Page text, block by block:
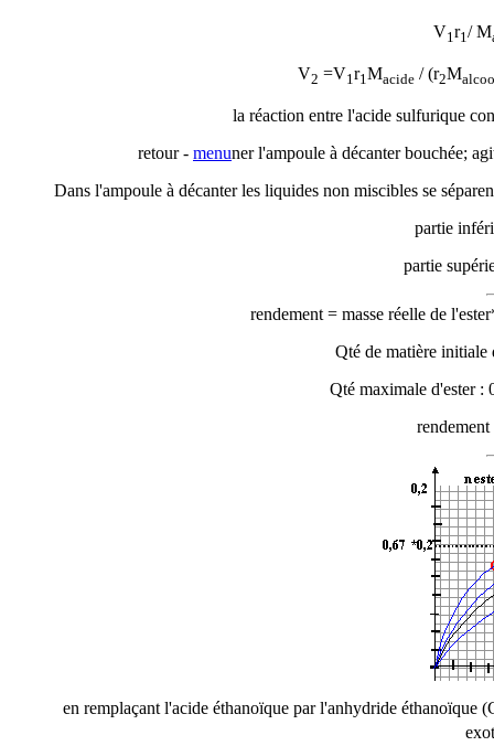
V1 r1 / M
V2 =V1r1Macide / (r2M
la réaction entre l'acide sulfurique
retour - menuner l'ampoule à décanter bouchée;
Dans l'ampoule à décanter les liquides non miscibles se
partie
partie
rendement = masse réelle de
Qté de matière
Qté maximale d'ester
en remplaçant l'acide éthanoïque par l'anhydride éthanoïque